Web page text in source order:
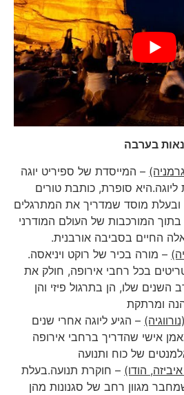
בערבה
– המייסדת של ספיריט יוגה
סופרת, כותבת טורים
מוסד שמדריך את המתרגלים
המורכבות של העולם המודרני
החיים בסביבה אורבנית.
– מורה בכיר של רוקט ויניאסה.
בכל רחבי אירופה, חולק את
שלו, הן בתרגול פיזי והן
ומרתקת
– הגיע ליוגה אחרי שנים
אישי שהדריך ברחבי אירופה
של כוח ותנועה
הודו)– חוקרת תנועה.בעלת
מגוון רחב של סגנונות מהן